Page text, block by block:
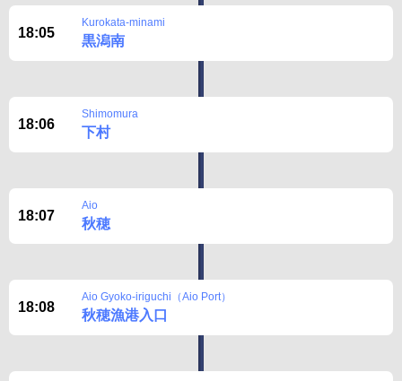
18:05
Kurokata-minami
黒潟南
18:06
Shimomura
下村
18:07
Aio
秋穂
18:08
Aio Gyoko-iriguchi（Aio Port）
秋穂漁港入口